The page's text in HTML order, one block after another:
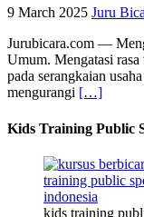
9 March 2025 Juru
Jurubicara.com —
Umum. Mengatasi
pada serangkaian
mengurangi […]
Kids Training Public
kids training